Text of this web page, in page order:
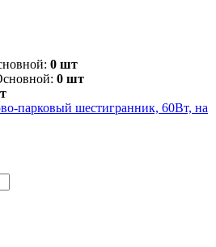
0 шт
0 шт
парковый шестигранник, 60Вт, на